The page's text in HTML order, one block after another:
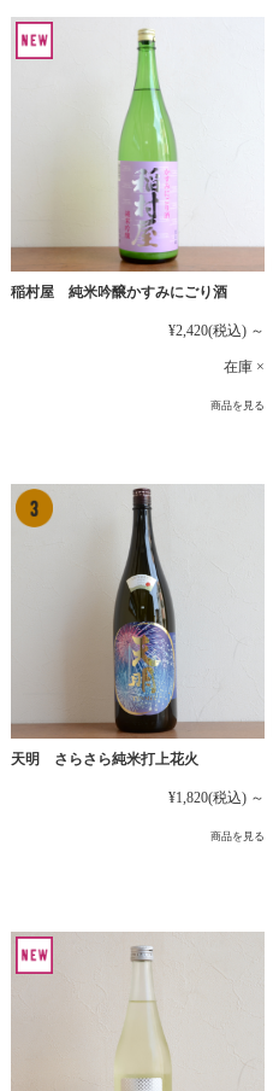
稲村屋 純米吟醸かすみにごり酒
¥2,420(税込) ～
在庫 ×
商品を見る
天明 さらさら純米打上花火
¥1,820(税込) ～
商品を見る